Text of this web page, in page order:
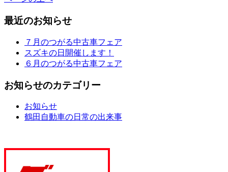
最近のお知らせ
７月のつがる中古車フェア
スズキの日開催します！
６月のつがる中古車フェア
お知らせのカテゴリー
お知らせ
鶴田自動車の日常の出来事